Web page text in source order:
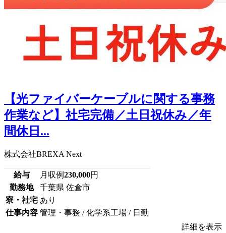
【光ファイバーケーブルに関する事務
作業など】社宅完備／土日祝休み／年
間休日...
株式会社BREXA Next
給与 月収例230,000円
勤務地
千葉県 佐倉市
寮・社宅 あり
仕事内容 管理・事務 / 化学系工場 / 日勤
詳細を表示